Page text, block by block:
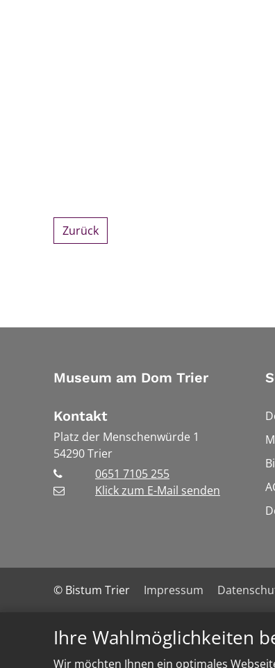
Ihre Wahlmöglichkeiten
Wir möchten Ihnen ein optimales
Zurück
Museum am Dom Trier
Kontakt
Platz der Menschenwürde 1
54290Trier
0651 7105 255
Klick zum E-Mail senden
© Bistum Trier Impressum